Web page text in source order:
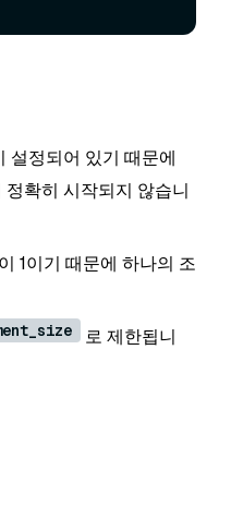
설정되어 있기 때문에
정확히 시작되지 않습니
이 1이기 때문에 하나의 조
로 제한됩니